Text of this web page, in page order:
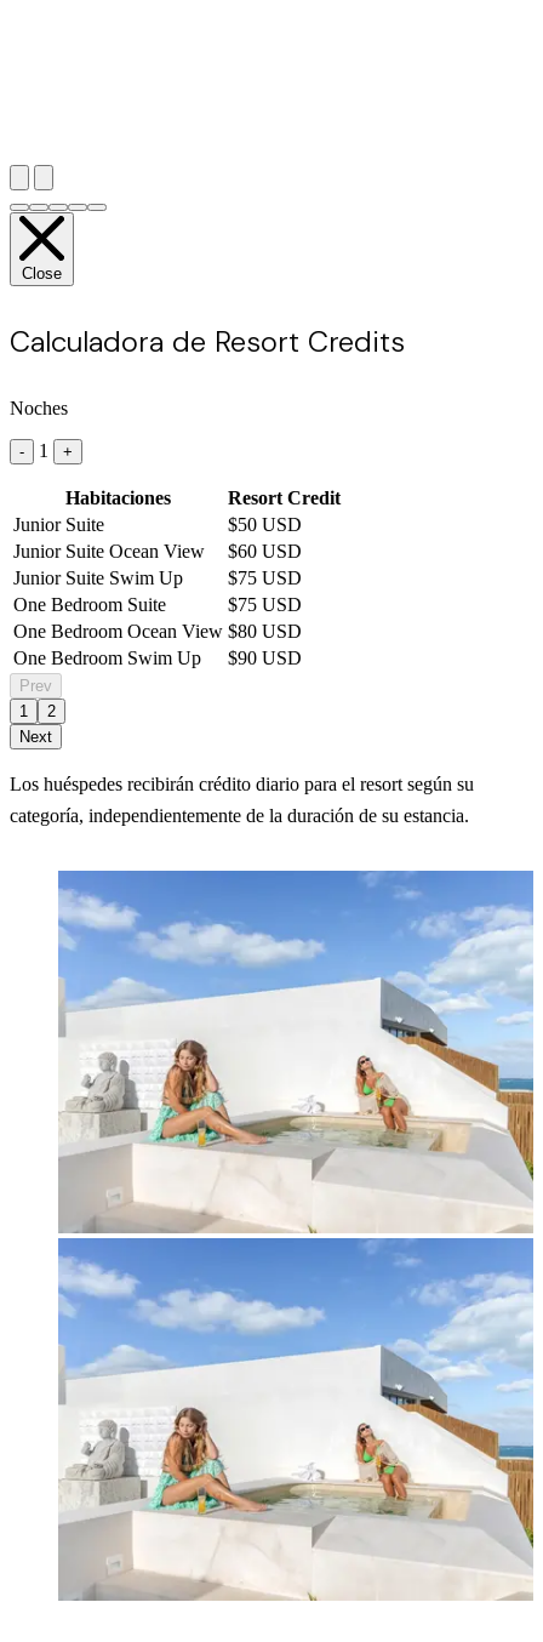
Close
Calculadora de Resort Credits
Noches
- 1 +
Habitaciones
Resort Credit
Junior Suite
$50 USD
Junior Suite Ocean View
$60 USD
Junior Suite Swim Up
$75 USD
One Bedroom Suite
$75 USD
One Bedroom Ocean View $80 USD
One Bedroom Swim Up
$90 USD
Prev
1
2
Next
Los huéspedes recibirán crédito diario para el resort según su
categoría, independientemente de la duración de su estancia.